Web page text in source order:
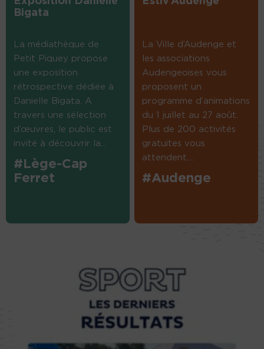
Bigata
La médiathèque de
Petit Piquey propose
une exposition
rétrospective dédiée à
Danielle Bigata. A
travers une sélection
d’œuvres, le public est
invité à découvrir la...
#Lège-Cap
Ferret
La Ville d’Audenge et
les associations
Audengeoises vous
proposent un
programme d’animations
du 1 juillet au 27 août.
Plus de 200 activités
gratuites vous
attendent....
#Audenge